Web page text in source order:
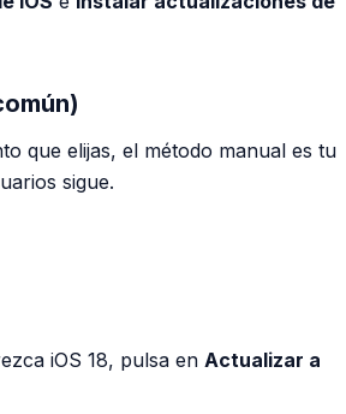
que elijas, el método manual es tu
sigue.
iOS 18, pulsa en Actualizar a